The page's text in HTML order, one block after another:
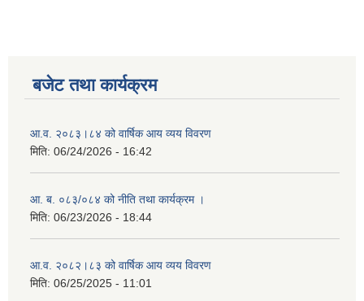
बजेट तथा कार्यक्रम
आ.व. २०८३।८४ को वार्षिक आय व्यय विवरण
मिति: 06/24/2026 - 16:42
आ. ब. ०८३/०८४ को नीति तथा कार्यक्रम ।
मिति: 06/23/2026 - 18:44
आ.व. २०८२।८३ को वार्षिक आय व्यय विवरण
मिति: 06/25/2025 - 11:01